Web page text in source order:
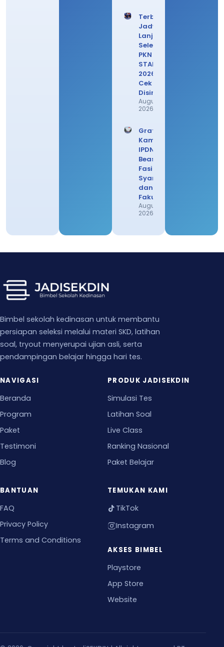
Terbaru!
Jadwal
Lanjutan
Seleksi
PKN
STAN
2026,
Cek
Disini
August 1,
2026
Gratis!
Kampus
IPDN
Beasiswa
Fasilitas,
Syarat,
dan
Fakultas
August 1,
2026
Bimbel sekolah kedinasan untuk membantu
persiapan seleksi melalui materi SKD, latihan
soal, tryout menyerupai ujian asli, serta
pendampingan belajar hingga hari tes.
NAVIGASI
Beranda
Program
Paket
Testimoni
Blog
PRODUK JADISEKDIN
Simulasi Tes
Latihan Soal
Live Class
Ranking Nasional
Paket Belajar
BANTUAN
FAQ
Privacy Policy
Terms and Conditions
TEMUKAN KAMI
TikTok
Instagram
AKSES BIMBEL
Playstore
App Store
Website